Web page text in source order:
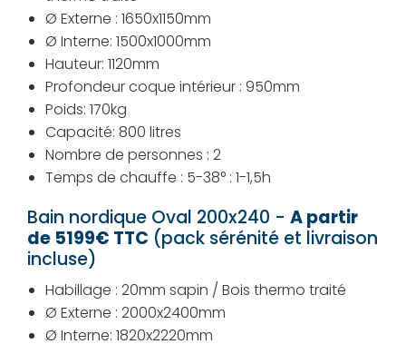
Ø Externe : 1650x1150mm
Ø Interne: 1500x1000mm
Hauteur: 1120mm
Profondeur coque intérieur : 950mm
Poids: 170kg
Capacité: 800 litres
Nombre de personnes : 2
Temps de chauffe : 5-38° : 1-1,5h
Bain nordique Oval 200x240 - A partir
de 5199€ TTC (pack sérénité et livraison
incluse)
Habillage : 20mm sapin / Bois thermo traité
Ø Externe : 2000x2400mm
Ø Interne: 1820x2220mm